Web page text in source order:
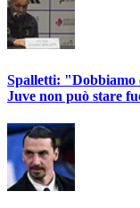
Spalletti: "Dobbiamo
Juve non può stare